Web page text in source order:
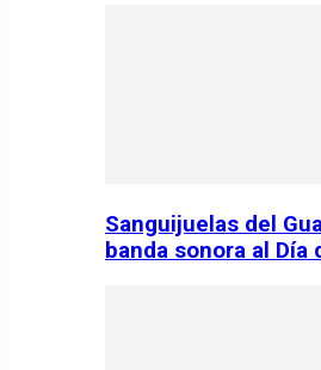
Sanguijuelas del
banda sonora al Día